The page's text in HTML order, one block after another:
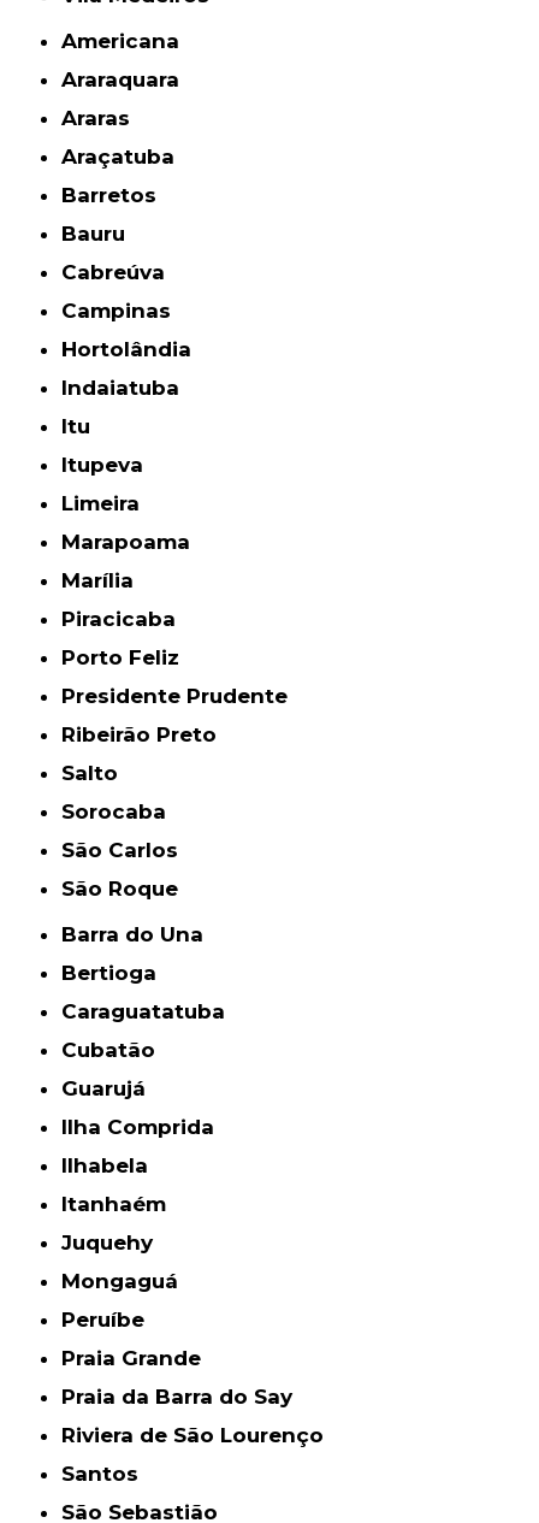
Americana
Araraquara
Araras
Araçatuba
Barretos
Bauru
Cabreúva
Campinas
Hortolândia
Indaiatuba
Itu
Itupeva
Limeira
Marapoama
Marília
Piracicaba
Porto Feliz
Presidente Prudente
Ribeirão Preto
Salto
Sorocaba
São Carlos
São Roque
Barra do Una
Bertioga
Caraguatatuba
Cubatão
Guarujá
Ilha Comprida
Ilhabela
Itanhaém
Juquehy
Mongaguá
Peruíbe
Praia Grande
Praia da Barra do Say
Riviera de São Lourenço
Santos
São Sebastião